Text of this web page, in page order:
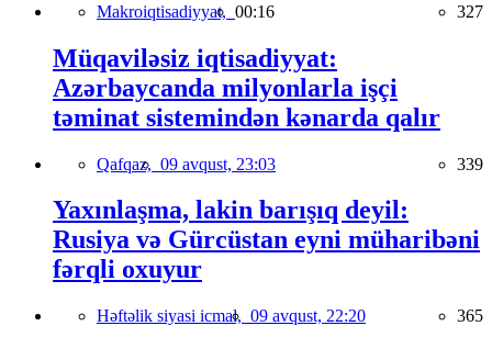
Makroiqtisadiyyat, 00:16 327
Müqaviləsiz iqtisadiyyat:
Azərbaycanda milyonlarla işçi
təminat sistemindən kənarda qalır
Qafqaz, 09 avqust, 23:03 339
Yaxınlaşma, lakin barışıq deyil:
Rusiya və Gürcüstan eyni müharibəni
fərqli oxuyur
Həftəlik siyasi icmal, 09 avqust, 22:20 365